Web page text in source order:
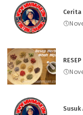
Cerita
Susuk